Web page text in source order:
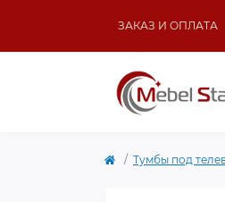
ЗАКАЗ И ОПЛАТА
Тумбы под